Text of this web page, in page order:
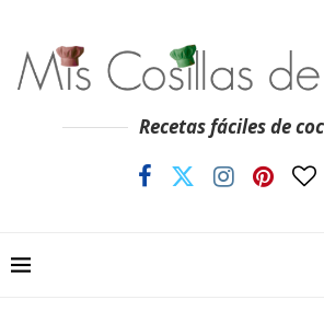
Recetas fáciles de